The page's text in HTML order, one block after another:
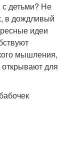
с детьми? Не
в дождливый
идеи
мышления,
для